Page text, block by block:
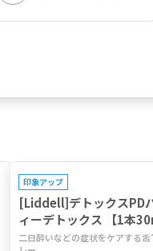
印象アップ
[Liddell]デトックスPD
ィーデトックス 【1本
二日酔いなどの症状をケアする